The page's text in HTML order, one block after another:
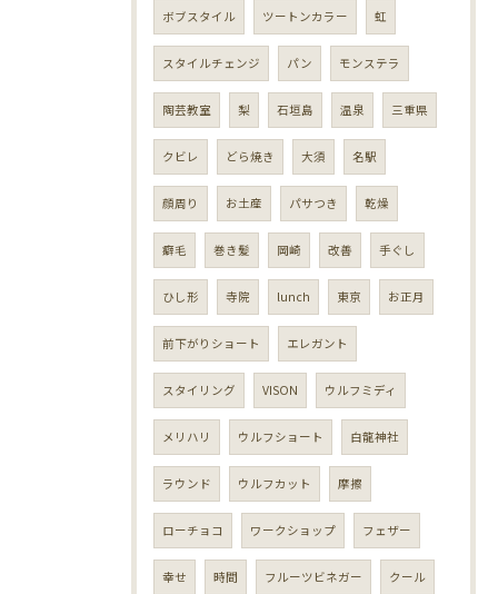
ボブスタイル ツートンカラー 虹
スタイルチェンジ パン モンステラ
陶芸教室 梨 石垣島 温泉 三重県
クビレ どら焼き 大須 名駅
顔周り お土産 パサつき 乾燥
癖毛 巻き髪 岡崎 改善 手ぐし
ひし形 寺院 lunch 東京 お正月
前下がりショート エレガント
スタイリング VISON ウルフミディ
メリハリ ウルフショート 白龍神社
ラウンド ウルフカット 摩擦
ローチョコ ワークショップ フェザー
幸せ 時間 フルーツビネガー クール